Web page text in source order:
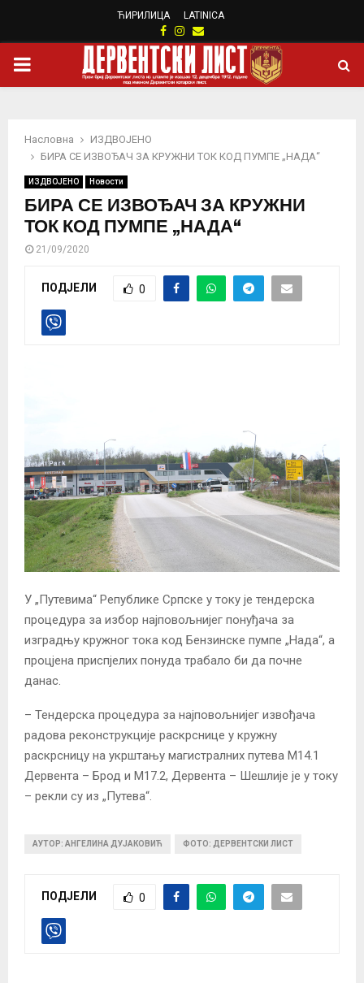
ЋИРИЛИЦА LATINICA
Facebook
Instagram
Email
PRIMARY
Насловна
ИЗДВОЈЕНО
БИРА СЕ ИЗВОЂАЧ ЗА КРУЖНИ ТОК КОД ПУМПЕ „НАДА“
ИЗДВОЈЕНО Новости
БИРА СЕ ИЗВОЂАЧ ЗА КРУЖНИ
ТОК КОД ПУМПЕ „НАДА“
21/09/2020
ПОДЈЕЛИ 0
У „Путевима“ Републике Српске у току је тендерска
процедура за избор најповољнијег понуђача за
изградњу кружног тока код Бензинске пумпе „Нада“, а
процјена приспјелих понуда трабало би да почне
данас.
– Тендерска процедура за најповољнијег извођача
радова реконструкције раскрснице у кружну
раскрсницу на укрштању магистралних путева М14.1
Дервента – Брод и М17.2, Дервента – Шешлије је у току
– рекли су из „Путева“.
АУТОР: АНГЕЛИНА ДУЈАКОВИЋ ФОТО: ДЕРВЕНТСКИ ЛИСТ
ПОДЈЕЛИ 0